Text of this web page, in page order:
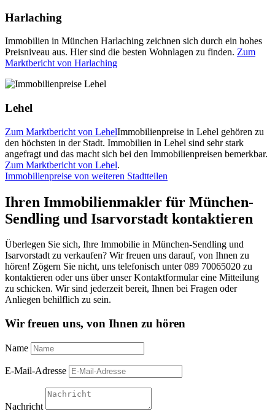
Harlaching
Immobilien in München Harlaching zeichnen sich durch ein hohes
Preisniveau aus. Hier sind die besten Wohnlagen zu finden. Zum
Marktbericht von Harlaching
Lehel
Zum Marktbericht von LehelImmobilienpreise in Lehel gehören zu
den höchsten in der Stadt. Immobilien in Lehel sind sehr stark
angefragt und das macht sich bei den Immobilienpreisen bemerkbar.
Zum Marktbericht von Lehel.
Immobilienpreise von weiteren Stadtteilen
Ihren Immobilienmakler für München-
Sendling und Isarvorstadt kontaktieren
Überlegen Sie sich, Ihre Immobilie in München-Sendling und
Isarvorstadt zu verkaufen? Wir freuen uns darauf, von Ihnen zu
hören! Zögern Sie nicht, uns telefonisch unter 089 70065020 zu
kontaktieren oder uns über unser Kontaktformular eine Mitteilung
zu schicken. Wir sind jederzeit bereit, Ihnen bei Fragen oder
Anliegen behilflich zu sein.
Wir freuen uns, von Ihnen zu hören
Name
E-Mail-Adresse
Nachricht